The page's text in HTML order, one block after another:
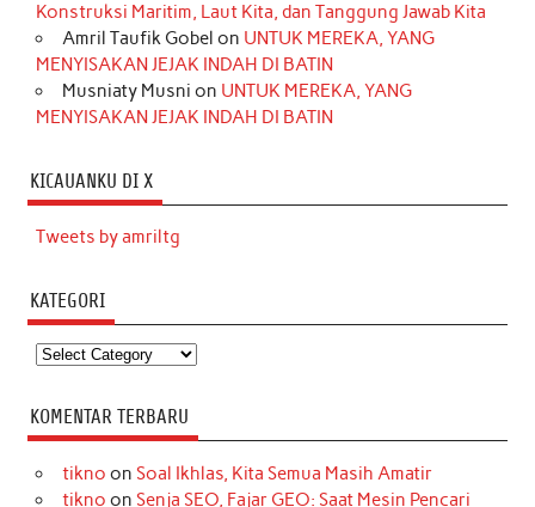
Konstruksi Maritim, Laut Kita, dan Tanggung Jawab Kita
Amril Taufik Gobel on UNTUK MEREKA, YANG
MENYISAKAN JEJAK INDAH DI BATIN
Musniaty Musni on UNTUK MEREKA, YANG
MENYISAKAN JEJAK INDAH DI BATIN
KICAUANKU DI X
Tweets by amriltg
KATEGORI
Kategori
KOMENTAR TERBARU
tikno on Soal Ikhlas, Kita Semua Masih Amatir
tikno on Senja SEO, Fajar GEO: Saat Mesin Pencari